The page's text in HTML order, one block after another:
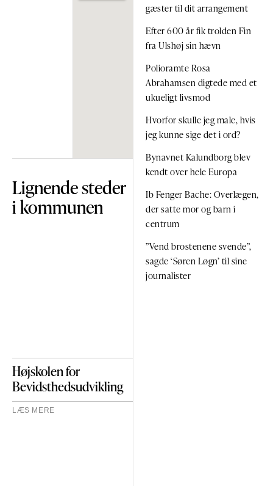
Lignende steder
i kommunen
Højskolen for
Bevidsthedsudvikling
LÆS MERE
gæster til dit arrangement
Efter 600 år fik trolden Fin
fra Ulshøj sin hævn
Polioramte Rosa
Abrahamsen digtede med et
ukueligt livsmod
Hvorfor skulle jeg male, hvis
jeg kunne sige det i ord?
Bynavnet Kalundborg blev
kendt over hele Europa
Ib Fenger Bache: Overlægen,
der satte mor og barn i
centrum
”Vend brostenene svende”,
sagde ‘Søren Løgn’ til sine
journalister